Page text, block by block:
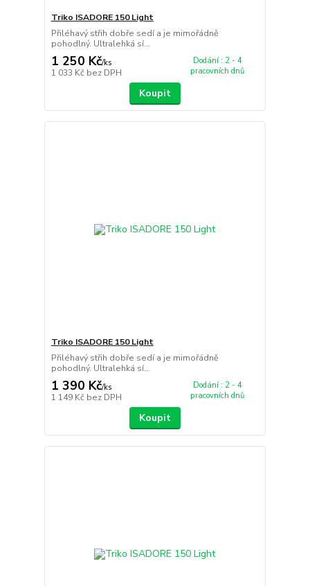
Triko ISADORE 150 Light
Přiléhavý střih dobře sedí a je mimořádně
pohodlný. Ultralehká sí...
1 250 Kč/ks
1 033 Kč bez DPH
Dodání : 2 - 4
pracovních dnů
Koupit
Triko ISADORE 150 Light
Přiléhavý střih dobře sedí a je mimořádně
pohodlný. Ultralehká sí...
1 390 Kč/ks
1 149 Kč bez DPH
Dodání : 2 - 4
pracovních dnů
Koupit